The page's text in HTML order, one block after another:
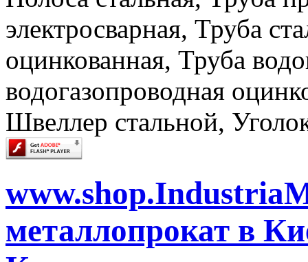
электросварная, Труба
оцинкованная, Труба
водогазопроводная
Швеллер стальной,
металлопрокат в